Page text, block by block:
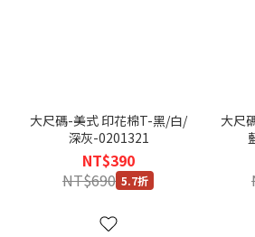
大尺碼-美式 印花棉T-黑/白/
深灰-0201321
NT$390
NT$690 5.7折
大尺